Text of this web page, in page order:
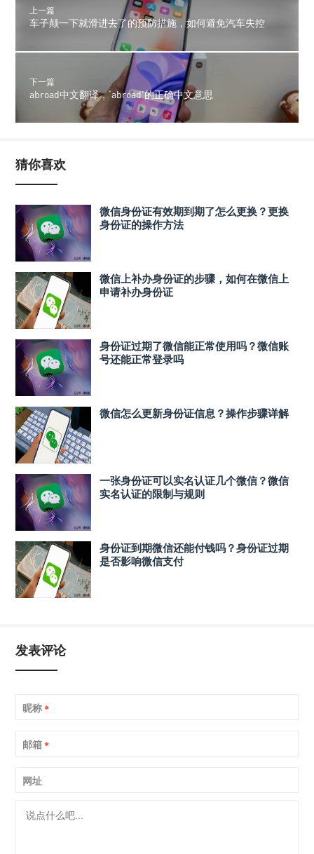
上一篇
车子颠一下就滑进去了的预防措施，如何避免汽车失控
下一篇
abroad中文翻译，‘abroad’的正确中文意思
猜你喜欢
微信身份证有效期到期了怎么更换？更换
身份证的操作方法
微信上补办身份证的步骤，如何在微信上
申请补办身份证
身份证过期了微信能正常使用吗？微信账
号还能正常登录吗
微信怎么更新身份证信息？操作步骤详解
一张身份证可以实名认证几个微信？微信
实名认证的限制与规则
身份证到期微信还能付钱吗？身份证过期
是否影响微信支付
发表评论
昵称 *
邮箱 *
网址